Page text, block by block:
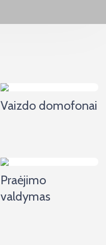
Vaizdo domofonai
Praėjimo
valdymas